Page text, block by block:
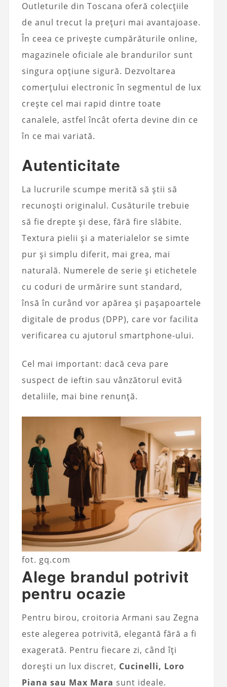
Outleturile din Toscana oferă colecțiile
de anul trecut la prețuri mai avantajoase.
În ceea ce privește cumpărăturile online,
magazinele oficiale ale brandurilor sunt
singura opțiune sigură. Dezvoltarea
comerțului electronic în segmentul de lux
crește cel mai rapid dintre toate
canalele, astfel încât oferta devine din ce
în ce mai variată.
Autenticitate
La lucrurile scumpe merită să știi să
recunoști originalul. Cusăturile trebuie
să fie drepte și dese, fără fire slăbite.
Textura pielii și a materialelor se simte
pur și simplu diferit, mai grea, mai
naturală. Numerele de serie și etichetele
cu coduri de urmărire sunt standard,
însă în curând vor apărea și pașapoartele
digitale de produs (DPP), care vor facilita
verificarea cu ajutorul smartphone-ului.
Cel mai important: dacă ceva pare
suspect de ieftin sau vânzătorul evită
detaliile, mai bine renunță.
fot. gq.com
Alege brandul potrivit
pentru ocazie
Pentru birou, croitoria Armani sau Zegna
este alegerea potrivită, elegantă fără a fi
exagerată. Pentru fiecare zi, când îți
dorești un lux discret, Cucinelli, Loro
Piana sau Max Mara sunt ideale.